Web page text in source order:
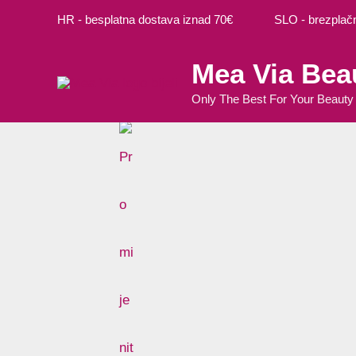
HR - besplatna dostava iznad 70€ SLO -
Mea Via
Only The Best For Your Beauty
više
varijanti.
Opcije